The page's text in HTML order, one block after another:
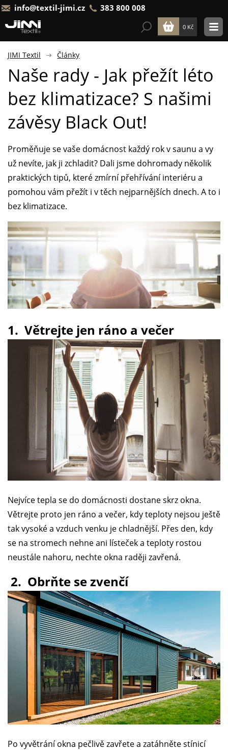
info@textil-jimi.cz 383 800 008
0 Kč
JIMI Textil Články
Naše rady - Jak přežít léto
bez klimatizace? S našimi
závěsy Black Out!
Proměňuje se vaše domácnost každý rok v saunu a vy
už nevíte, jak ji zchladit? Dali jsme dohromady několik
praktických tipů, které zmírní přehřívání interiéru a
pomohou vám přežít i v těch nejparnějších dnech. A to i
bez klimatizace.
1. Větrejte jen ráno a večer
Nejvíce tepla se do domácnosti dostane skrz okna.
Větrejte proto jen ráno a večer, kdy teploty nejsou ještě
tak vysoké a vzduch venku je chladnější. Přes den, kdy
se na stromech nehne ani lísteček a teploty rostou
neustále nahoru, nechte okna raději zavřená.
2. Obrňte se zvenčí
Po vyvětrání okna pečlivě zavřete a zatáhněte stínicí